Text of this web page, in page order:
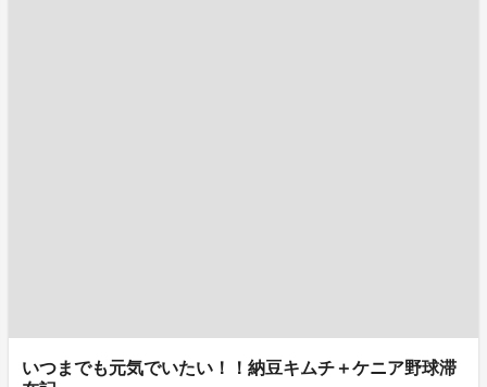
いつまでも元気でいたい！！納豆キムチ＋ケニア野球滞